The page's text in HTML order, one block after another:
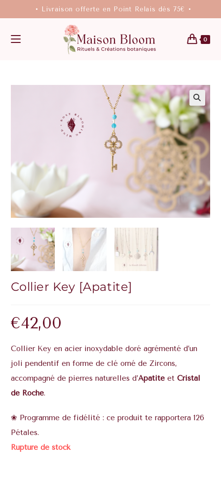
• Livraison offerte en Point Relais dès 75€ •
0
Collier Key [Apatite]
€42,00
Collier Key en acier inoxydable doré agrémenté d’un
joli pendentif en forme de clé orné de Zircons,
accompagné de pierres naturelles d’Apatite etCristal
de Roche.
❀ Programme de fidélité : ce produit te rapportera 126
Pétales.
Rupture de stock